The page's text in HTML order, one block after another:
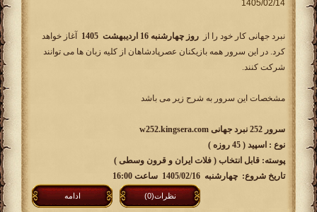
نبرد جهانی کار خود را از روز چهارشنبه 16 اردیبهشت 1405
آغاز خواهد
کرد. در این سرور همه بازیکنان عصرپادشاهان از کلیه زبان ها می توانند
شرکت کنند.
مشخصات این سرور به شرح زیر می باشد
سرور 252 نبرد جهانی w252.kingsera.com
نوع : اسپید ( 45 روزه )
پوسته: قابل انتخاب ( فلات ایران و قرون وسطی )
تاریخ شروع: چهارشنبه 1405/02/16 ساعت 16:00
ادامه نظرات(0)